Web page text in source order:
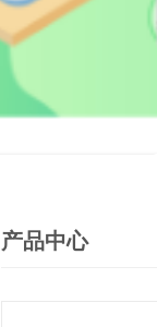
产品中心